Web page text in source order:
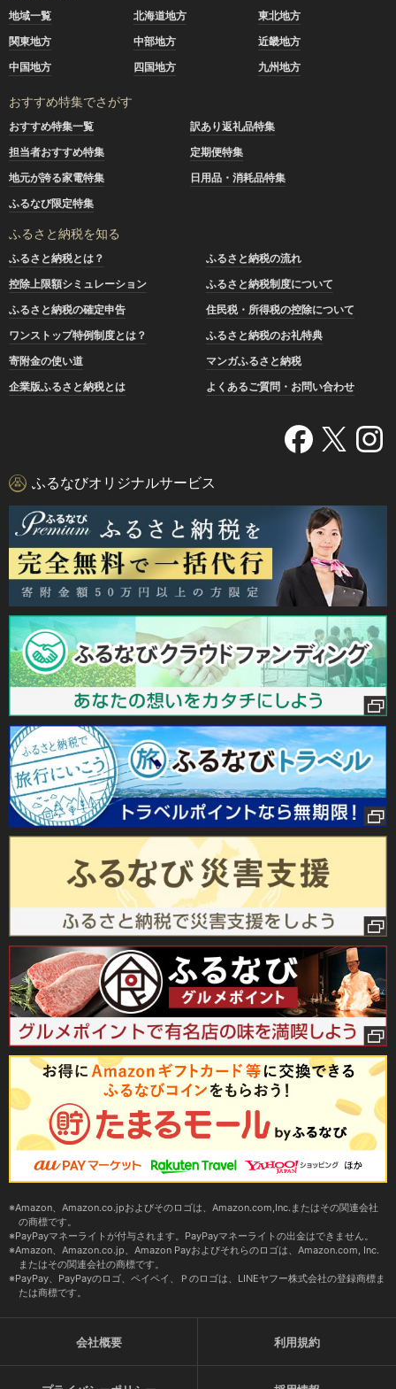
地域一覧 北海道地方
東北地方
関東地方
中部地方
近畿地方
中国地方
四国地方 九州地方
おすすめ特集でさがす
おすすめ特集一覧
訳あり返礼品特集
担当者おすすめ特集
定期便特集
地元が誇る家電特集
日用品・消耗品特集
ふるなび限定特集
ふるさと納税を知る
ふるさと納税とは？
ふるさと納税の流れ
控除上限額シミュレーション
ふるさと納税制度について
ふるさと納税の確定申告
住民税・所得税の控除について
ワンストップ特例制度とは？
ふるさと納税のお礼特典
寄附金の使い道
マンガふるさと納税
企業版ふるさと納税とは
よくあるご質問・お問い合わせ
ふるなびオリジナルサービス
Amazon、Amazon.co.jpおよびそのロゴは、Amazon.com,Inc.またはその関連会社
の商標です。
PayPayマネーライトが付与されます。PayPayマネーライトの出金はできません。
Amazon、Amazon.co.jp、Amazon Payおよびそれらのロゴは、Amazon.com, Inc.
またはその関連会社の商標です。
PayPay、PayPayのロゴ、ペイペイ、Ｐのロゴは、LINEヤフー株式会社の登録商標ま
たは商標です。
会社概要 利用規約